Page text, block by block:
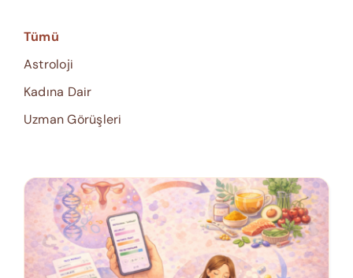
Tümü
Astroloji
Kadına Dair
Uzman Görüşleri